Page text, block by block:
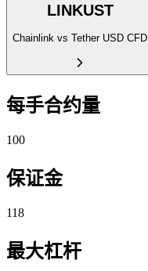
LINKUST
Chainlink vs Tether USD CFD
每手合约量
100
保证金
118
最大杠杆